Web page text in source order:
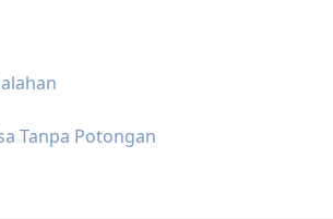
Tanpa Potongan